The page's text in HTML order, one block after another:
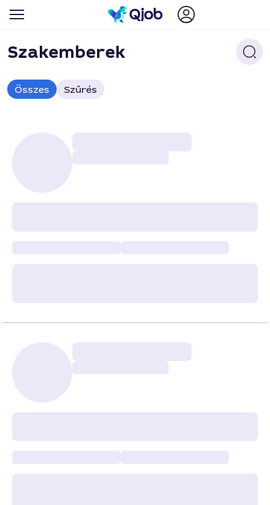
Szakemberek
Összes Szűrés